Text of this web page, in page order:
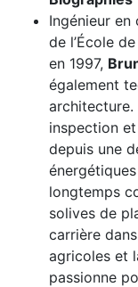
Ingénieur
de l’École
en 1997,
également
architecture.
inspection
depuis une
longtemps
solives de
carrière
agricoles et
passionne